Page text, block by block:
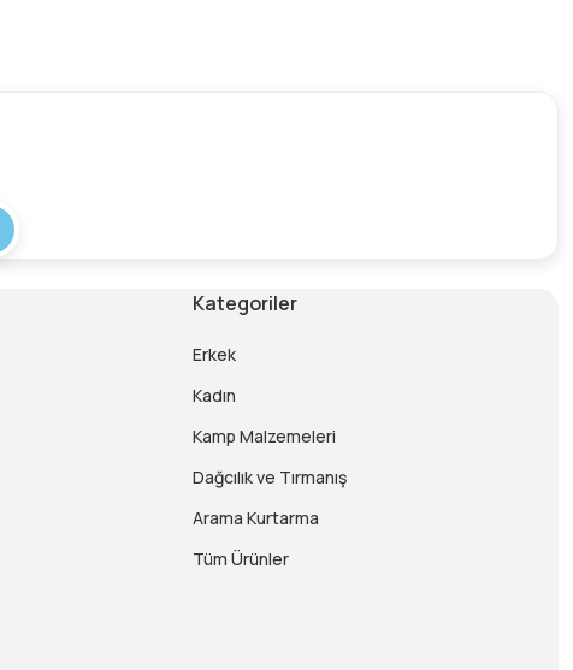
Kategoriler
Erkek
Kadın
Kamp Malzemeleri
Dağcılık ve Tırmanış
Arama Kurtarma
Tüm Ürünler